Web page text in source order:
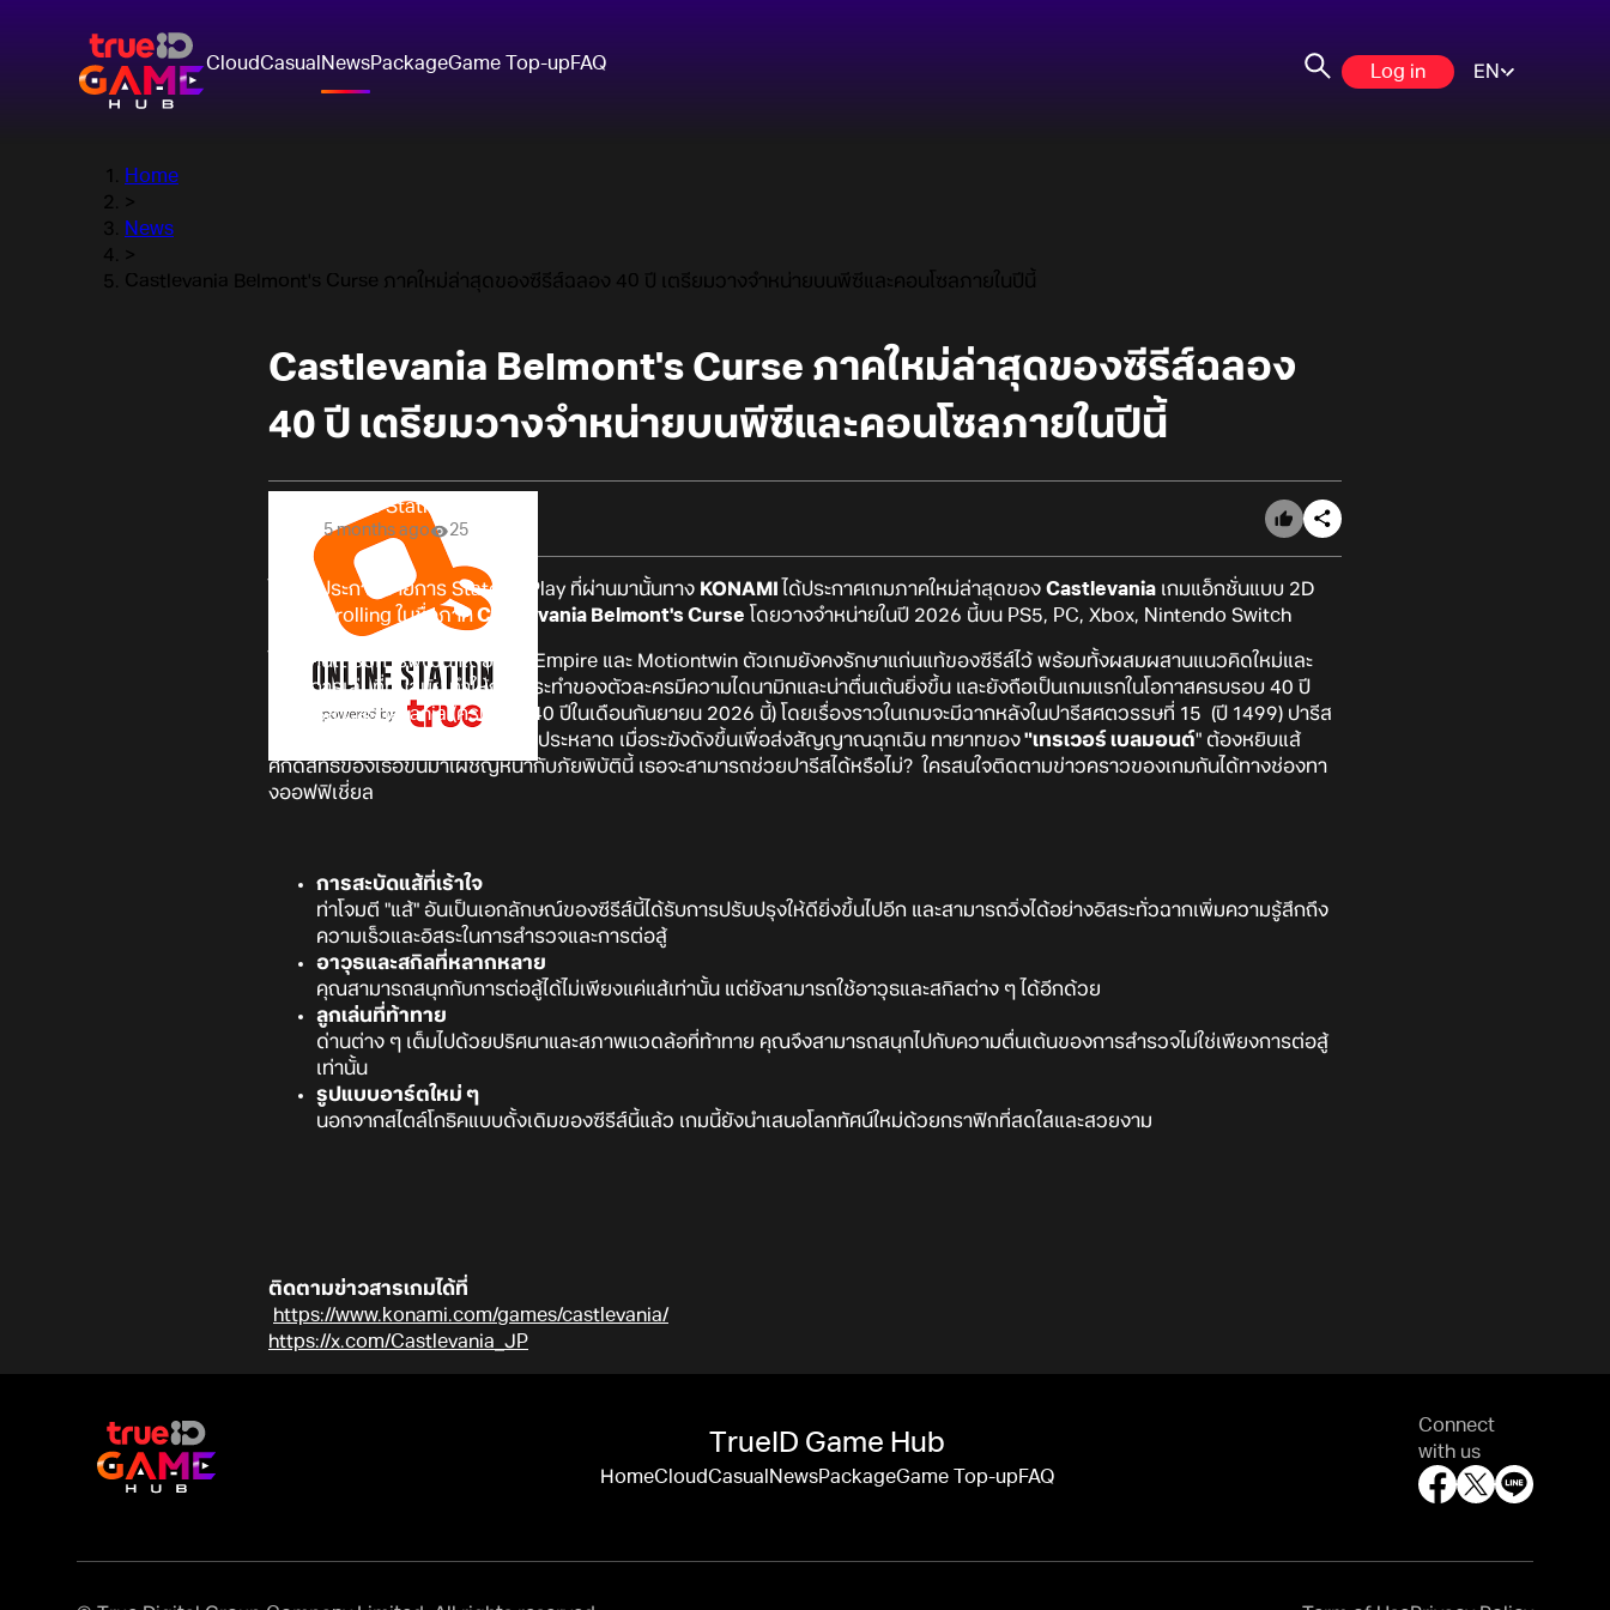
CloudCasual NewsPackageGame Top-upFAQ Log in EN
Home
>
News
>
Castlevania Belmont's Curse ภาคใหม่ล่าสุดของซีรีส์ฉลอง 40 ปี เตรียมวางจำหน่ายบนพีซีและคอนโซลภายในปีนี้
Castlevania Belmont's Curse ภาคใหม่ล่าสุดของซีรีส์ฉลอง
40 ปี เตรียมวางจำหน่ายบนพีซีและคอนโซลภายในปีนี้
Online Station
5 months ago 25
ในการประกาศรายการ State of Play ที่ผ่านมานั้นทาง KONAMI ได้ประกาศเกมภาคใหม่ล่าสุดของ Castlevania เกมแอ็กชั่นแบบ 2D
Side Scrolling ในชื่อภาคCastlevania Belmont's Curse โดยวางจำหน่ายในปี 2026 นี้บน PS5, PC, Xbox, Nintendo Switch
ในภาคนี้ได้รับการพัฒนาโดย Evil Empire และ Motiontwin ตัวเกมยังคงรักษาแก่นแท้ของซีรีส์ไว้ พร้อมทั้งผสมผสานแนวคิดใหม่และ
ระบบการเล่นที่ทันสมัย ​​ทำให้การกระทำของตัวละครมีความไดนามิกและน่าตื่นเต้นยิ่งขึ้น และยังถือเป็นเกมแรกในโอกาสครบรอบ 40 ปี
ของซีรีส์ Castlevania (ครบรอบ 40 ปีในเดือนกันยายน 2026 นี้) โดยเรื่องราวในเกมจะมีฉากหลังในปารีสศตวรรษที่ 15 (ปี 1499) ปารีส
ถูกโจมตีอย่างกะทันหันโดยฝูงสัตว์ประหลาด เมื่อระฆังดังขึ้นเพื่อส่งสัญญาณฉุกเฉิน ทายาทของ"เทรเวอร์ เบลมอนต์" ต้องหยิบแส้
ศักดิ์สิทธิ์ของเธอขึ้นมาเผชิญหน้ากับภัยพิบัตินี้ เธอจะสามารถช่วยปารีสได้หรือไม่? ใครสนใจติดตามข่าวคราวของเกมกันได้ทางช่องทา
งออฟฟิเชี่ยล
การสะบัดแส้ที่เร้าใจ
ท่าโจมตี "แส้" อันเป็นเอกลักษณ์ของซีรีส์นี้ได้รับการปรับปรุงให้ดียิ่งขึ้นไปอีก และสามารถวิ่งได้อย่างอิสระทั่วฉากเพิ่มความรู้สึกถึง
ความเร็วและอิสระในการสำรวจและการต่อสู้
อาวุธและสกิลที่หลากหลาย
คุณสามารถสนุกกับการต่อสู้ได้ไม่เพียงแค่แส้เท่านั้น แต่ยังสามารถใช้อาวุธและสกิลต่าง ๆ ได้อีกด้วย
ลูกเล่นที่ท้าทาย
ด่านต่าง ๆ เต็มไปด้วยปริศนาและสภาพแวดล้อที่ท้าทาย คุณจึงสามารถสนุกไปกับความตื่นเต้นของการสำรวจไม่ใช่เพียงการต่อสู้
เท่านั้น
รูปแบบอาร์ตใหม่ ๆ
นอกจากสไตล์โกธิคแบบดั้งเดิมของซีรีส์นี้แล้ว เกมนี้ยังนำเสนอโลกทัศน์ใหม่ด้วยกราฟิกที่สดใสและสวยงาม
ติดตามข่าวสารเกมได้ที่
https://www.konami.com/games/castlevania/
https://x.com/Castlevania_JP
TrueID Game Hub
HomeCloudCasual NewsPackageGame Top-upFAQ
Connect
with us